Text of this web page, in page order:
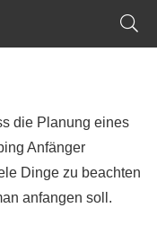
die Planung eines
Anfänger
Dinge zu beachten
anfangen soll.